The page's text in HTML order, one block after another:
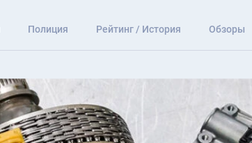
Полиция Рейтинг / История Обзоры